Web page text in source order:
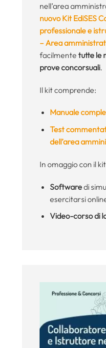
nell’area
nuovo Kit EdiSES
professionale e
– Area
facilmente tutte le
prove concorsuali.
Il kit comprende:
Manuale
Test
dell’area
In omaggio con il
Softwaredi
esercitarsi
Video-corso di